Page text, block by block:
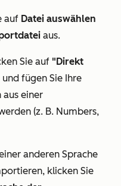
auf Datei auswählen
aus.
Sie auf "Direkt
und fügen Sie Ihre
aus einer
(z. B. Numbers,
anderen Sprache
klicken Sie